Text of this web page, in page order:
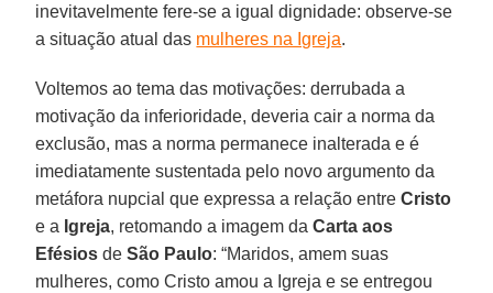
inevitavelmente fere-se a igual dignidade: observe-se
a situação atual das mulheres na Igreja.
Voltemos ao tema das motivações: derrubada a
motivação da inferioridade, deveria cair a norma da
exclusão, mas a norma permanece inalterada e é
imediatamente sustentada pelo novo argumento da
metáfora nupcial que expressa a relação entreCristo
e a Igreja, retomando a imagem daCarta aos
Efésios deSão Paulo: “Maridos, amem suas
mulheres, como Cristo amou a Igreja e se entregou